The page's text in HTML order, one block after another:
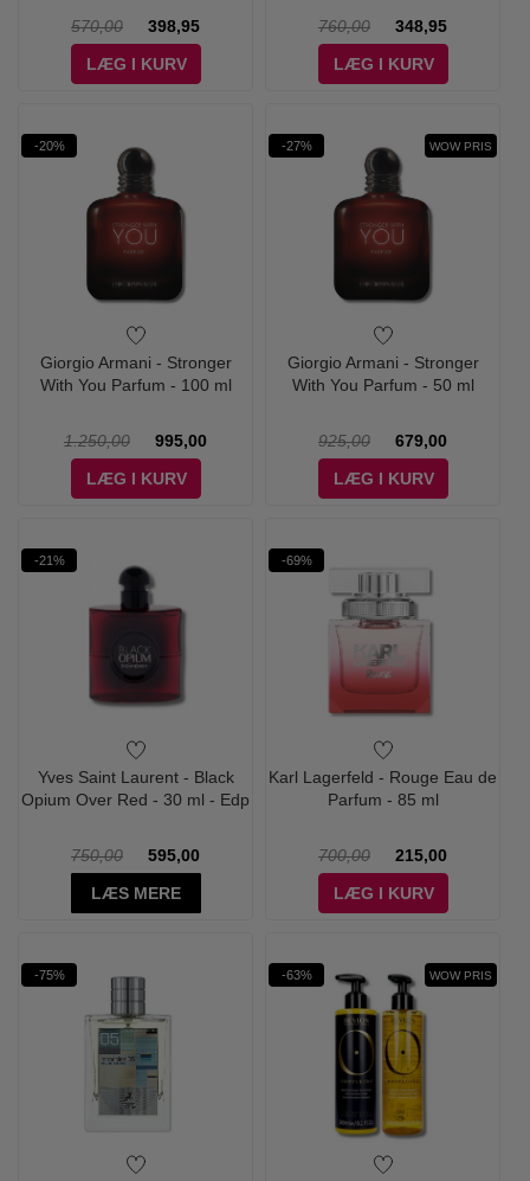
570,00
398,95
LÆG I KURV
760,00
348,95
LÆG I KURV
-20%
Giorgio Armani - Stronger
With You Parfum - 100 ml
1.250,00
995,00
LÆG I KURV
-27% WOW PRIS
Giorgio Armani - Stronger
With You Parfum - 50 ml
925,00
679,00
LÆG I KURV
-21%
Yves Saint Laurent - Black
Opium Over Red - 30 ml - Edp
750,00
595,00
LÆS MERE
-69%
Karl Lagerfeld - Rouge Eau de
Parfum - 85 ml
700,00
215,00
LÆG I KURV
-75% -63% WOW PRIS